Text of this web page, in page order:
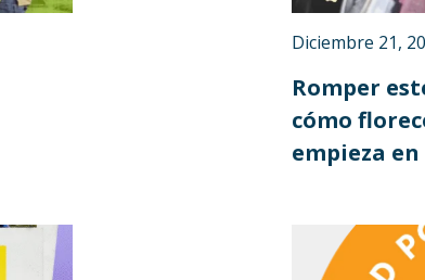
Diciembre 21,
Romper
cómo
empieza